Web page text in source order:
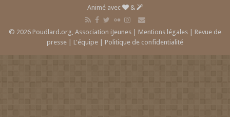
Animé avec &
© 2026 Poudlard.org, Association iJeunes | Mentions légales
Revue de
presse
L'équipe Politique de confidentialité